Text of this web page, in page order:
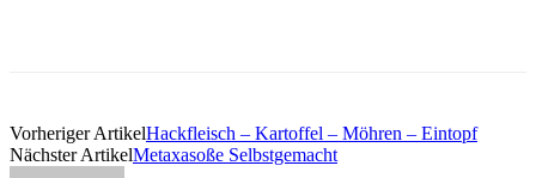
Vorheriger ArtikelHackfleisch – Kartoffel – Möhren – Eintopf
Nächster ArtikelMetaxasoße Selbstgemacht